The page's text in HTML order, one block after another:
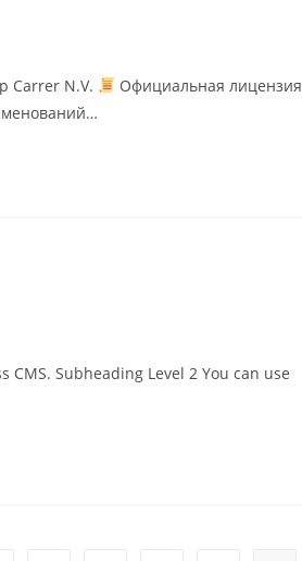
Carrer N.V.
Официальная лицензия
Subheading Level 2 You can use